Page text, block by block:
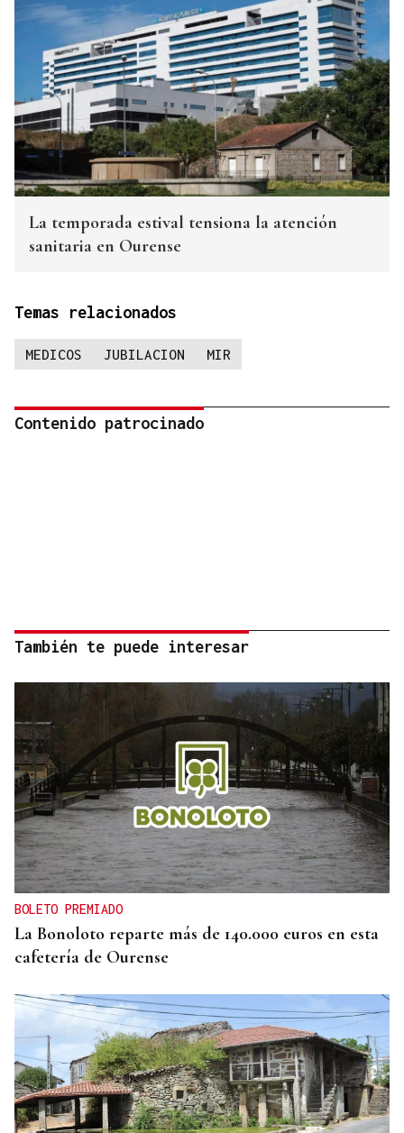
La temporada estival tensiona la atención
sanitaria en Ourense
Temas relacionados
MEDICOS JUBILACION MIR
Contenido patrocinado
También te puede interesar
BOLETO PREMIADO
La Bonoloto reparte más de 140.000 euros en esta
cafetería de Ourense